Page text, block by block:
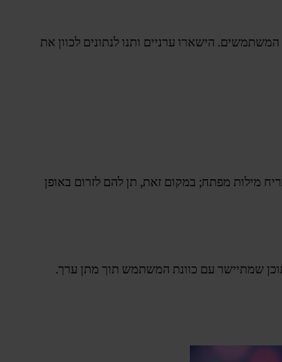
הישארו ערניים ותנו לנתונים לכוון את
מילות מפתח; במקום זאת, תן להם לזרום באופן
שמתיישר עם כוונת המשתמש תוך מתן ערך.